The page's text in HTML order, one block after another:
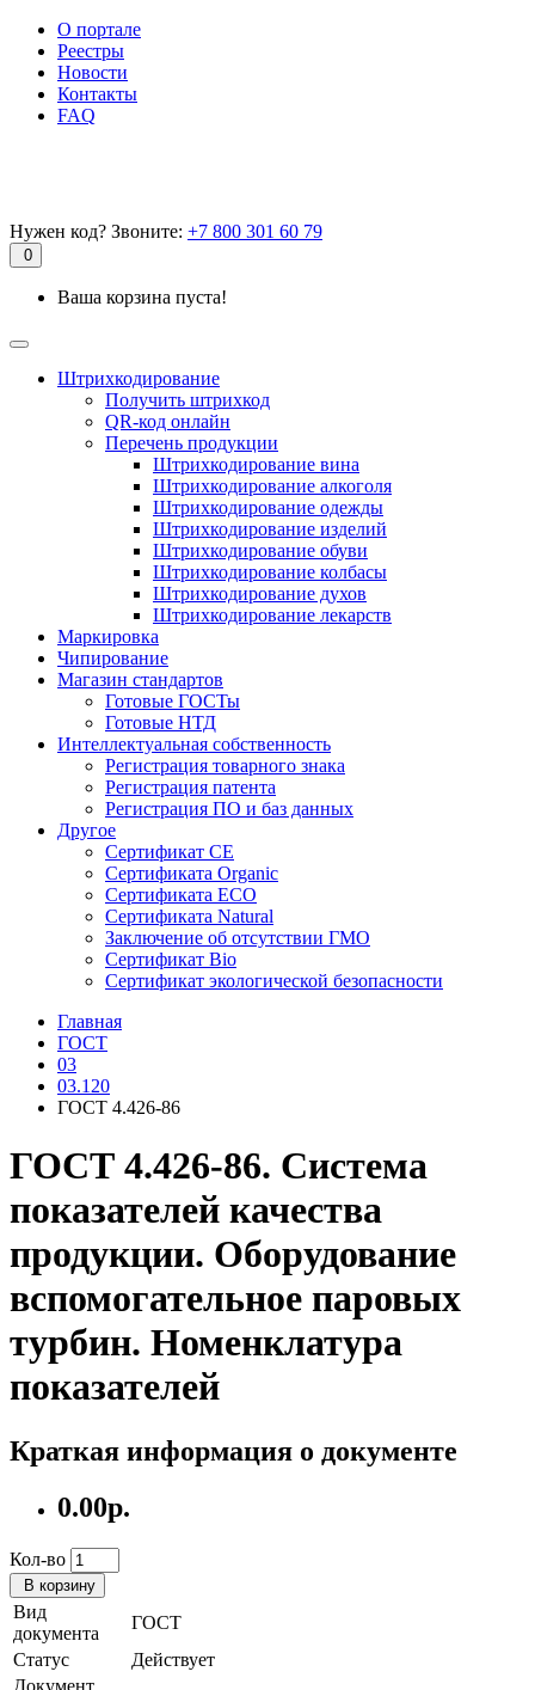
О портале
Реестры
Новости
Контакты
FAQ
Нужен код? Звоните: +7 800 301 60 79
0
Ваша корзина пуста!
Штрихкодирование
Получить штрихкод
QR-код онлайн
Перечень продукции
Штрихкодирование вина
Штрихкодирование алкоголя
Штрихкодирование одежды
Штрихкодирование изделий
Штрихкодирование обуви
Штрихкодирование колбасы
Штрихкодирование духов
Штрихкодирование лекарств
Маркировка
Чипирование
Магазин стандартов
Готовые ГОСТы
Готовые НТД
Интеллектуальная собственность
Регистрация товарного знака
Регистрация патента
Регистрация ПО и баз данных
Другое
Сертификат СЕ
Сертификата Organic
Сертификата ECO
Сертификата Natural
Заключение об отсутствии ГМО
Сертификат Bio
Сертификат экологической безопасности
Главная
ГОСТ
03
03.120
ГОСТ 4.426-86
ГОСТ 4.426-86. Система
показателей качества
продукции. Оборудование
вспомогательное паровых
турбин. Номенклатура
показателей
Краткая информация о документе
0.00р.
Кол-во
В корзину
Вид
документа
ГОСТ
Статус
Действует
Документ